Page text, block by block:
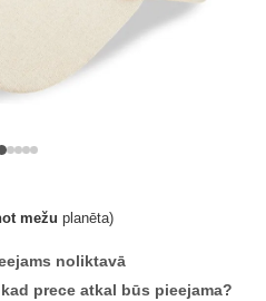
mežu planēta)
noliktavā
prece atkal būs pieejama?